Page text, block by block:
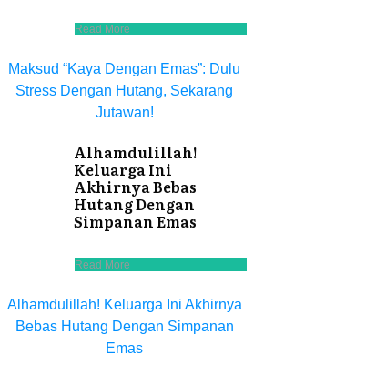
Read More
Maksud “Kaya Dengan Emas”: Dulu
Stress Dengan Hutang, Sekarang
Jutawan!
Alhamdulillah!
Keluarga Ini
Akhirnya Bebas
Hutang Dengan
Simpanan Emas
Read More
Alhamdulillah! Keluarga Ini Akhirnya
Bebas Hutang Dengan Simpanan
Emas